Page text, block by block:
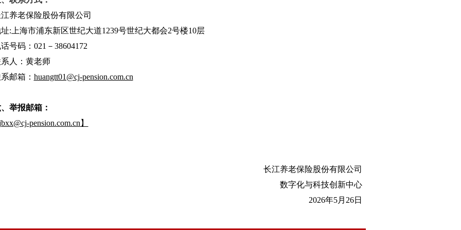
养老保险股份有限公司
:上海市浦东新区世纪大道1239号世纪大都会2号楼10层
号码：021－38604172
人：黄老师
邮箱： huangtt01@cj-pension.com.cn
举报邮箱：
jbxx@cj-pension.com.cn】
长江养老保险股份有限公司
数字化与科技创新中心
2026年5月26日